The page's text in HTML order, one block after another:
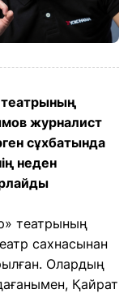
театрының
журналист
сұхбатында
неден
театрының
сахнасынан
Олардың
Қайрат